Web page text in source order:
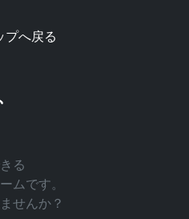
プへ戻る
る
ムです。
せんか？